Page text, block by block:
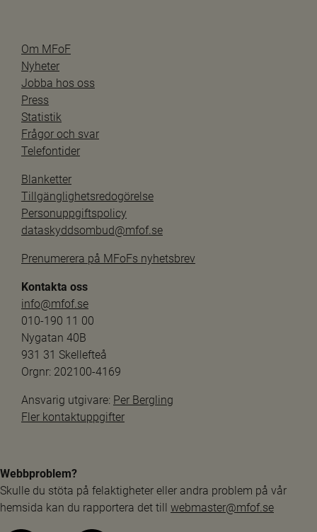
Om MFoF
Nyheter
Jobba hos oss
Press
Statistik
Frågor och svar
Telefontider
Blanketter
Tillgänglighetsredogörelse
Personuppgiftspolicy
dataskyddsombud@mfof.se
Prenumerera på MFoFs nyhetsbrev
Kontakta oss
info@mfof.se
010-190 11 00
Nygatan 40B
931 31 Skellefteå
Orgnr: 202100-4169
Ansvarig utgivare: Per Bergling
Fler kontaktuppgifter
Webbproblem?
Skulle du stöta på felaktigheter eller andra problem på vår
hemsida kan du rapportera det till webmaster@mfof.se